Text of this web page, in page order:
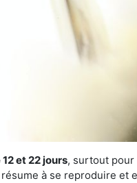
et 22 jours, surtout
à se reproduire et